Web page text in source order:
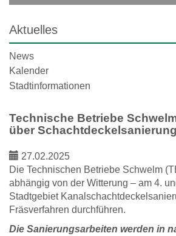
Aktuelles
News
Kalender
Stadtinformationen
Technische Betriebe
über Schachtdeckelsanierung
27.02.2025
Die Technischen Betriebe Schwelm
abhängig von der Witterung – am 4.
Stadtgebiet
Fräsverfahren durchführen.
Die Sanierungsarbeiten werden in